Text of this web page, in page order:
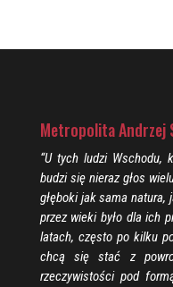
Metropolita Andrzej
“U tych ludzi Wschodu,
budzi się nieraz głos
głęboki jak sama
przez wieki było dla ich
latach, często po kilku
chcą się stać z
rzeczywistości pod